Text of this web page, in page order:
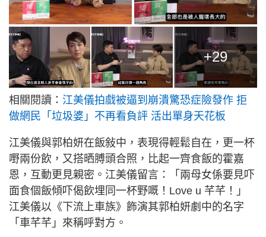
+29
相關閱讀： 江美儀拍戲被逼到崩潰驚恐症險發作 拒
做網民「垃圾婆」不再看負評 活出單身天花板
江美儀與郭柏妍在飯敍中，表現得輕鬆自在，更一杯
嘢兩份飲，又搭晒膊頭合照，比起一齊食飯的霍嘉
恩，互動更見親密。江美儀留言：「兩母女係要見吓
面食個飯傾吓偈飲埋同一杯野嘅！Love u 芊芊！」
江美儀以《下流上車族》飾演其郭柏妍劇中的名字
「車芊芊」來稱呼對方。